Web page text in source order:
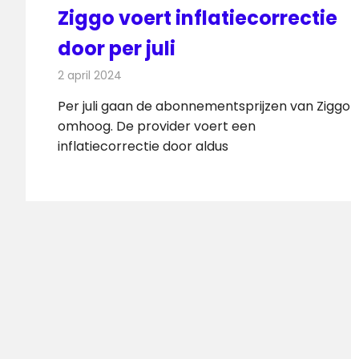
Ziggo voert inflatiecorrectie
door per juli
2 april 2024
Per juli gaan de abonnementsprijzen van Ziggo
omhoog. De provider voert een
inflatiecorrectie door aldus